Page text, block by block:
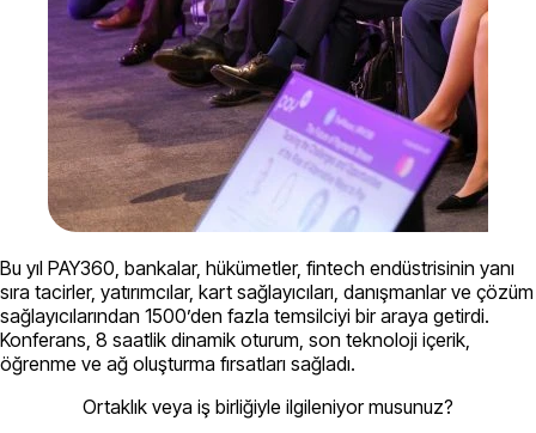
Bu yıl PAY360, bankalar, hükümetler, fintech endüstrisinin yanı
sıra tacirler, yatırımcılar, kart sağlayıcıları, danışmanlar ve çözüm
sağlayıcılarından 1500’den fazla temsilciyi bir araya getirdi.
Konferans, 8 saatlik dinamik oturum, son teknoloji içerik,
öğrenme ve ağ oluşturma fırsatları sağladı.
Ortaklık veya iş birliğiyle ilgileniyor musunuz?